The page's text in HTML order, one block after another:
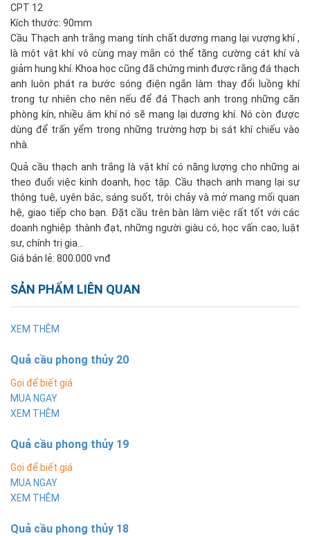
CPT 12
Kích thước: 90mm
Cầu Thạch anh trắng mang tính chất dương mang lại vượng khí ,
là một vật khí vô cùng may mắn có thể tăng cường cát khí và
giảm hung khí. Khoa học cũng đã chứng minh được rằng đá thạch
anh luôn phát ra bước sóng điện ngắn làm thay đổi luồng khí
trong tự nhiên cho nên nếu để đá Thạch anh trong những căn
phòng kín, nhiều âm khí nó sẽ mang lại dương khí. Nó còn được
dùng để trấn yểm trong những trường hợp bị sát khí chiếu vào
nhà.
Quả cầu thạch anh trắng là vật khí có năng lượng cho những ai
theo đuổi việc kinh doanh, học tập. Cầu thạch anh mang lại sự
thông tuệ, uyên bác, sáng suốt, trôi chảy và mở mang mối quan
hệ, giao tiếp cho bạn. Đặt cầu trên bàn làm việc rất tốt với các
doanh nghiệp thành đạt, những người giàu có, học vấn cao, luật
sư, chính trị gia…
Giá bán lẻ: 800.000 vnđ
SẢN PHẨM LIÊN QUAN
XEM THÊM
Quả cầu phong thủy 20
Gọi để biết giá
MUA NGAY
XEM THÊM
Quả cầu phong thủy 19
Gọi để biết giá
MUA NGAY
XEM THÊM
Quả cầu phong thủy 18